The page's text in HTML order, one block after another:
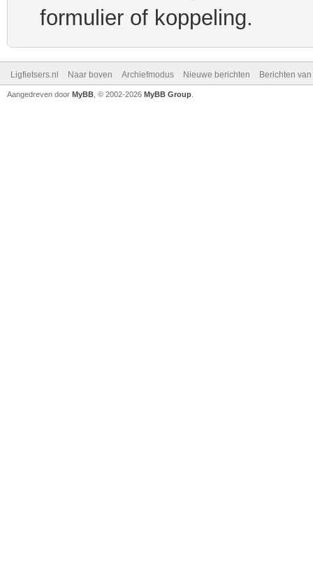
formulier of koppeling.
Ligfietsers.nl Naar boven Archiefmodus Nieuwe berichten Berichten
Aangedreven door MyBB , © 2002-2026 MyBB Group